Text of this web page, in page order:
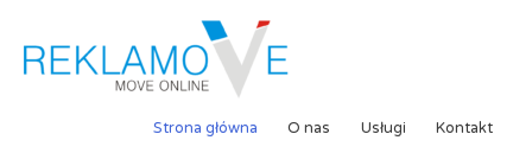
Strona główna O nas Usługi Kontakt